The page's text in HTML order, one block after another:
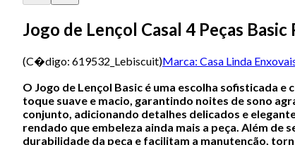
Jogo de Lençol Casal 4 Peças
(C�digo: 619532_Lebiscuit)Marca: Casa Linda
O Jogo de Lençol Basic é uma escolha sofisticada
toque suave e macio, garantindo noites de sono
conjunto, adicionando detalhes delicados e
rendado que embeleza ainda mais a peça. Além de
durabilidade da peça e facilitam a manutenção,